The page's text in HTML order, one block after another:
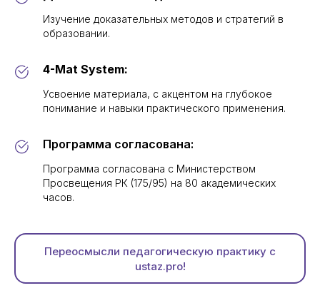
Изучение доказательных методов и стратегий в
образовании.
4-Mat System:
Усвоение материала, с акцентом на глубокое
понимание и навыки практического применения.
Программа согласована:
Программа согласована с Министерством
Просвещения РК (175/95) на 80 академических
часов.
Переосмысли педагогическую практику с
ustaz.pro!